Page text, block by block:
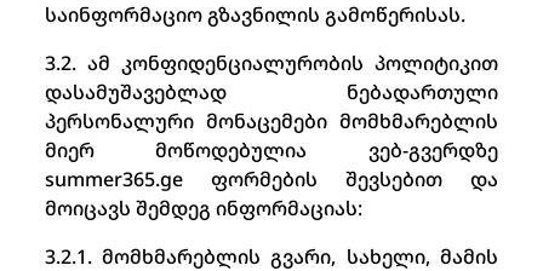
საინფორმაციო გზავნილის გამოწერისას.
3.2. ამ კონფიდენციალურობის პოლიტიკით
დასამუშავებლად ნებადართული
პერსონალური მონაცემები მომხმარებლის
მიერ მოწოდებულია ვებ-გვერდზე
summer365.ge ფორმების შევსებით და
მოიცავს შემდეგ ინფორმაციას:
3.2.1. მომხმარებლის გვარი, სახელი, მამის